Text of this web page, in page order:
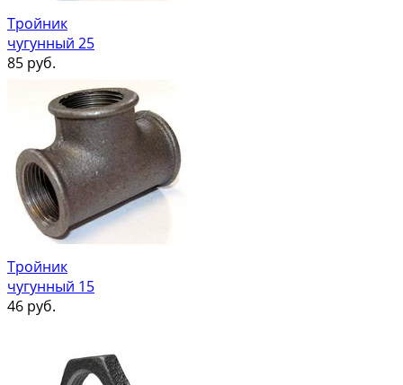
Тройник
чугунный 25
85 руб.
Тройник
чугунный 15
46 руб.